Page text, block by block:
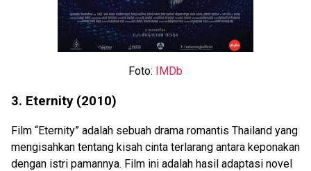
Foto: IMDb
3. Eternity (2010)
Film “Eternity” adalah sebuah drama romantis Thailand yang
mengisahkan tentang kisah cinta terlarang antara keponakan
dengan istri pamannya. Film ini adalah hasil adaptasi novel